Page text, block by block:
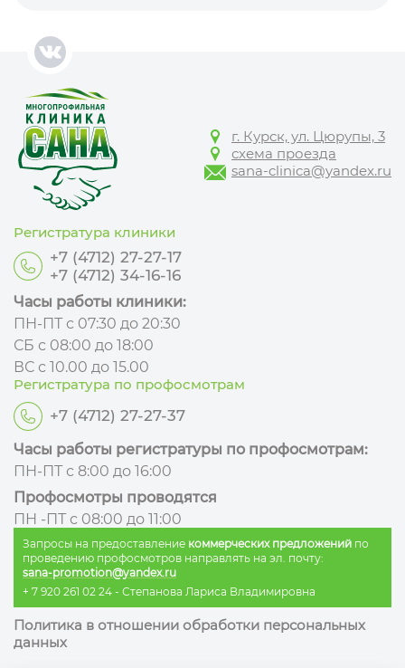
г. Курск, ул. Цюрупы, 3
схема проезда
sana-clinica@yandex.ru
Регистратура клиники
+7 (4712) 27-27-17
+7 (4712) 34-16-16
Регистратура по профосмотрам
+7 (4712) 27-27-37
Запросы на предоставление коммерческих предложений по
проведению профосмотров направлять на эл. почту:
sana-promotion@yandex.ru
+ 7 920 261 02 24 - Степанова Лариса Владимировна
Часы работы клиники:
ПН-ПТ с 07:30 до 20:30
СБ с 08:00 до 18:00
ВС с 10.00 до 15.00
Часы работы регистратуры по профосмотрам:
ПН-ПТ с 8:00 до 16:00
Профосмотры проводятся
ПН -ПТ с 08:00 до 11:00
Политика в отношении обработки персональных
данных